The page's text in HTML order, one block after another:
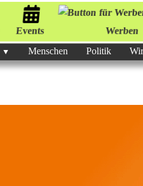
Events Werben
Menschen Politik